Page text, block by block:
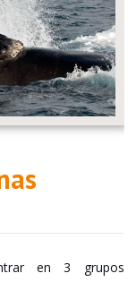
en 3 grupos